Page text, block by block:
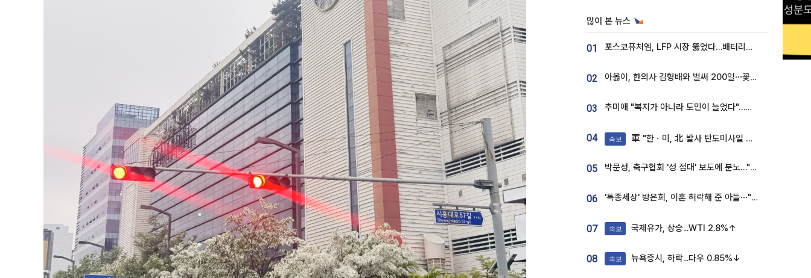
많이 본 뉴스
01 포스코퓨처엠, LFP 시장 뚫었다…배터리사와 대규모 장기 공급 합의
02 아옳이, 한의사 김형배와 벌써 200일⋯꽃다발 들고 "프러포즈 아냐"
03 추미애 "복지가 아니라 도민이 늘었다"…재정난 책임론 정면돌파
04 속보 軍 "한ㆍ미, 北 발사 탄도미사일 제원 정밀분석 중"
05 박문성, 축구협회 '성 접대' 보도에 분노…"다 말아먹으려고 작정했나"
06 '특종세상' 방은희, 이혼 허락해 준 아들⋯"너무 잘 커줬다" 오열
07 속보 국제유가, 상승...WTI 2.8%↑
08 속보 뉴욕증시, 하락...다우 0.85%↓